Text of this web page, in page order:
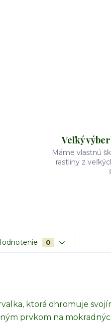
Veľký
Máme vlastnú
rastliny z
0
ktorá ohromuje
prvkom na